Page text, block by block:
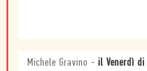
Michele Gravino - il Venerdì di